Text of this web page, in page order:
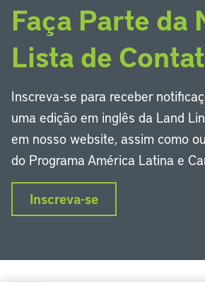
Faça Parte da
Lista de
Inscreva-se para receber
uma edição em inglês da Land
em nosso website, assim como
do Programa América Latina e
Inscreva-se